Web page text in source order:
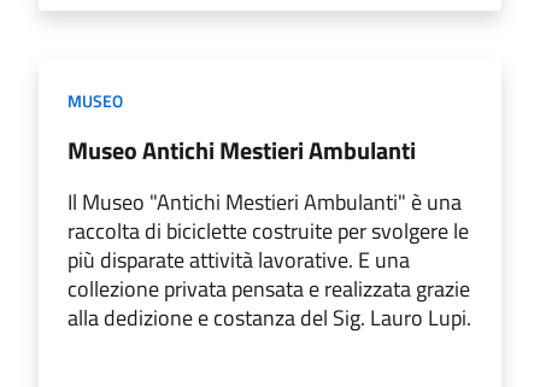
MUSEO
Museo Antichi Mestieri Ambulanti
Il Museo "Antichi Mestieri Ambulanti" è una
raccolta di biciclette costruite per svolgere le
più disparate attività lavorative. E una
collezione privata pensata e realizzata grazie
alla dedizione e costanza del Sig. Lauro Lupi.